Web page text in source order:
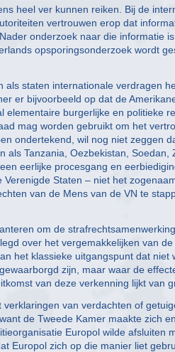
heel ver kunnen reiken. Bij de
vertrouwen erop dat
onderzoek naar die informatie
opsporingsonderzoek wordt
staten internationale verdragen
er bijvoorbeeld op dat de
burgerlijke en politieke
mag worden gebruikt om het
ondertekend, wil nog niet zeggen
Tanzania, Oezbekistan, Soedan,
eerlijke procesgang en
Staten – niet het
van de Mens van de VN te
om de
over het vergemakkelijken van
het klassieke uitgangspunt dat
zijn, maar waar de
van deze verkenning lijkt van
van verdachten of
de Tweede Kamer maakte zich
Europol wilde afsluiten
Europol zich op die manier liet